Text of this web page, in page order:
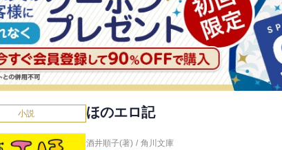
小説 ほのエロ記
酒井順子(著) / 角川文庫